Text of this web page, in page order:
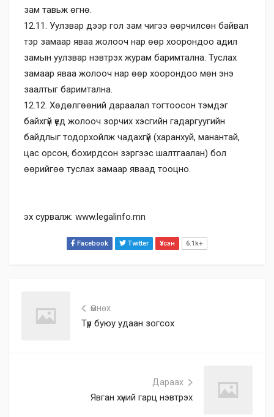
зам тавьж өгнө.
12.11. Уулзвар дээр гол зам чигээ өөрчилсөн байвал
тэр замаар яваа жолооч нар өөр хоорондоо адил
замын уулзвар нэвтрэх журам баримтална. Туслах
замаар яваа жолооч нар өөр хоорондоо мөн энэ
заалтыг баримтална.
12.12. Хөдөлгөөний дараалал тогтоосон тэмдэг
байхгүй үед жолооч зорчих хэсгийн гадаргуугийн
байдлыг тодорхойлж чадахгүй (харанхуй, манантай,
цас орсон, бохирдсон зэргээс шалтгаалан) бол
өөрийгөө туслах замаар яваад тооцно.
эх сурвалж: www.legalinfo.mn
Facebook Twitter Үзсэн 6.1k+
Өмнөх
Түр буюу удаан зогсох
Дараах
Явган хүний гарц нэвтрэх